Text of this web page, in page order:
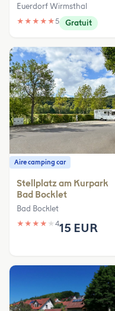
Euerdorf Wirmsthal
★ ★ ★ ★ ★5 Gratuit
Aire camping car
Stellplatz am Kurpark
Bad Bocklet
Bad Bocklet
★ ★ ★ ★ ★ 415 EUR